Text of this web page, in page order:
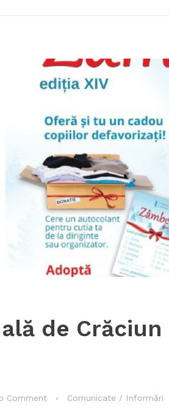
de
Comment Comunicate / Informări